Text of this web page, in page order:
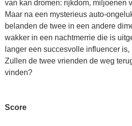
van kan dromen: rijkdom, miljoenen
Maar na een mysterieus auto-
belanden de twee in een andere
wakker in een nachtmerrie die is
langer een succesvolle influencer is,
Zullen de twee vrienden de weg
vinden?
Score